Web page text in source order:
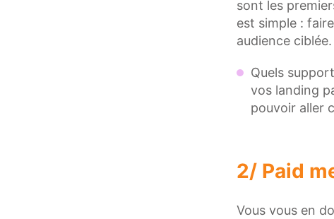
sont les
est simple :
audience
Quels
vos landing
pouvoir aller
2/ Paid
Vous vous en